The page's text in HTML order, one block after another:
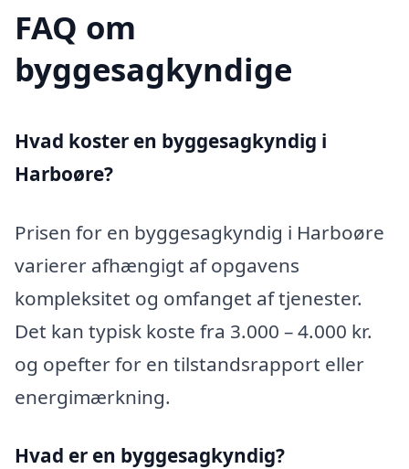
FAQ om
byggesagkyndige
Hvad koster en byggesagkyndig i
Harboøre?
Prisen for en byggesagkyndig i Harboøre
varierer afhængigt af opgavens
kompleksitet og omfanget af tjenester.
Det kan typisk koste fra 3.000 – 4.000 kr.
og opefter for en tilstandsrapport eller
energimærkning.
Hvad er en byggesagkyndig?